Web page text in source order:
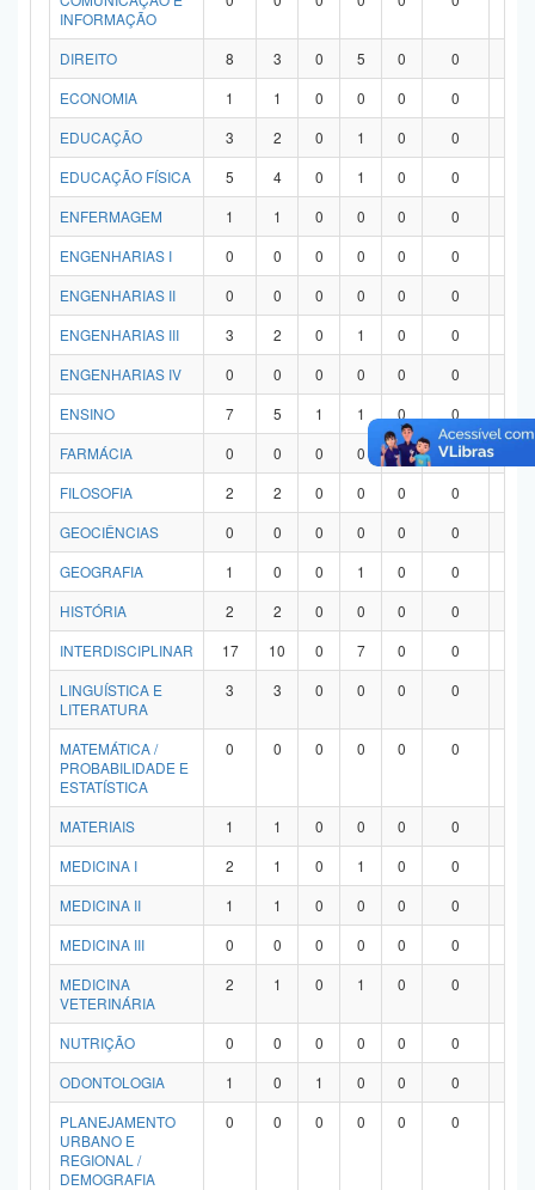
INFORMAÇÃO
DIREITO 8 3 0 5 0 0
ECONOMIA
1 1 0 0 0 0
EDUCAÇÃO
3 2 0 1 0 0
EDUCAÇÃO FÍSICA
5 4 0 1 0 0
ENFERMAGEM
1 1 0 0 0 0
ENGENHARIAS I
0 0 0 0 0 0
ENGENHARIAS II
0 0 0 0 0 0
ENGENHARIAS III
3 2 0 1 0 0
ENGENHARIAS IV
0 0 0 0 0 0
ENSINO
7 5 1 1 0 0
FARMÁCIA
0 0 0 0 0 0
FILOSOFIA
2 2 0 0 0 0
GEOCIÊNCIAS
0 0 0 0 0 0
GEOGRAFIA
1 0 0 1 0 0
HISTÓRIA
2 2 0 0 0 0
INTERDISCIPLINAR
17 10 0 7 0 0
LINGUÍSTICA E
LITERATURA
3 3 0 0 0 0
MATEMÁTICA /
PROBABILIDADE E
ESTATÍSTICA
0 0 0 0 0 0
MATERIAIS 1 1 0 0 0 0
MEDICINA I
2 1 0 1 0 0
MEDICINA II
1 1 0 0 0 0
MEDICINA III
0 0 0 0 0 0
MEDICINA
VETERINÁRIA
2 1 0 1 0 0
NUTRIÇÃO 0 0 0 0 0 0
ODONTOLOGIA
1 0 1 0 0 0
PLANEJAMENTO
URBANO E
REGIONAL /
DEMOGRAFIA
0 0 0 0 0 0